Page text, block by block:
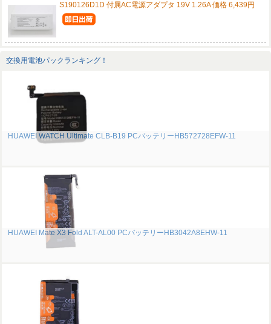
S190126D1D 付属AC電源アダプタ 19V 1.26A 価格 6,439円
交換用電池パックランキング！
HUAWEI WATCH Ultimate CLB-B19 PCバッテリーHB572728EFW-11
HUAWEI Mate X3 Fold ALT-AL00 PCバッテリーHB3042A8EHW-11